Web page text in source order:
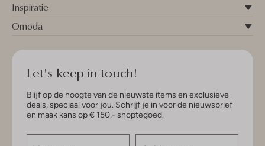
Inspiratie
Omoda
Let's keep in touch!
Blijf op de hoogte van de nieuwste items en exclusieve
deals, speciaal voor jou. Schrijf je in voor de nieuwsbrief
en maak kans op € 150,- shoptegoed.